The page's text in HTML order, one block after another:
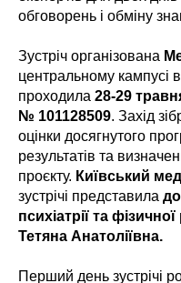
обговорень і обміну
Зустріч організована
центральному кампусі
проходила 28-29
№ 101128509. Захід
оцінки досягнутого
результатів та
проєкту. Київський
зустрічі представила
психіатрії та
Тетяна Анатоліївна.
Перший день зустрічі